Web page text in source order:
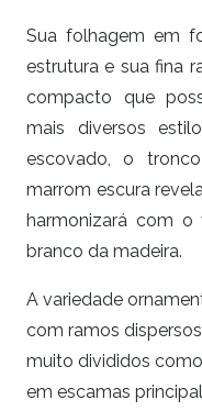
Sua folhagem em
estrutura e sua fina
compacto que
mais diversos
escovado, o
marrom escura
harmonizará com
branco da madeira.
A variedade
com ramos
muito divididos
em escamas